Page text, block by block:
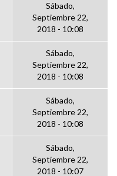
Sábado,
Septiembre 22,
2018 - 10:08
Sábado,
Septiembre 22,
2018 - 10:08
Sábado,
Septiembre 22,
2018 - 10:08
Sábado,
Septiembre 22,
2018 - 10:07